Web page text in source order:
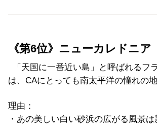
《第6位》ニューカレドニア
「天国に一番近い島」と呼ばれるフ
は、CAにとっても南太平洋の憧れの
理由：
・あの美しい白い砂浜の広がる風景